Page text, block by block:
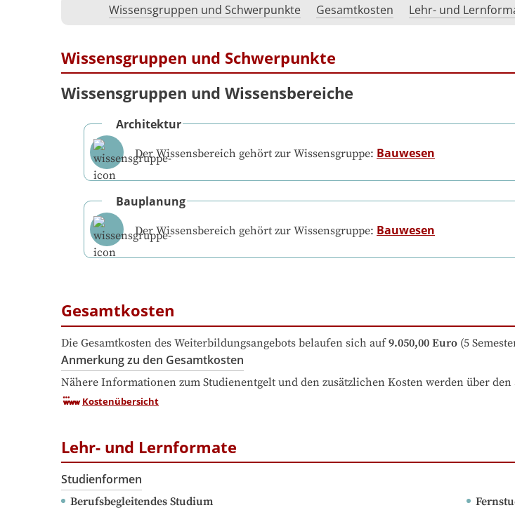
Wissensgruppen und Schwerpunkte Gesamtkosten Lehr- und
Wissensgruppen und Schwerpunkte
Wissensgruppen und Wissensbereiche
Architektur
Der Wissensbereich gehört zur Wissensgruppe: Bauwesen
Bauplanung
Der Wissensbereich gehört zur Wissensgruppe: Bauwesen
Gesamtkosten
Die Gesamtkosten des Weiterbildungsangebots belaufen sich auf 9.050,00 Euro (5
Anmerkung zu den Gesamtkosten
Nähere Informationen zum Studienentgelt und den zusätzlichen Kosten werden über
Kostenübersicht
Lehr- und Lernformate
Studienformen
Berufsbegleitendes Studium